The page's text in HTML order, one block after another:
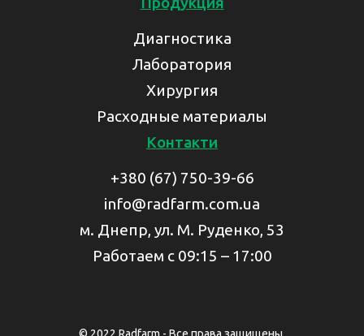
Диагностика
Лаборатория
Хирургия
Расходные материалы
Контакти
+380 (67) 750-39-66
info@radfarm.com.ua
м. Днепр, ул. М. Руденко, 53
Работаем с 09:15 – 17:00